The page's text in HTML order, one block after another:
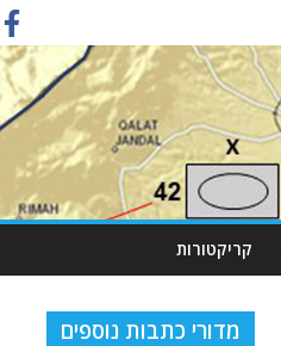
קריקטורות
מדורי כתבות נוספים